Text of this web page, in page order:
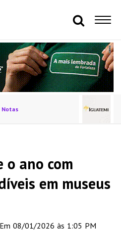
Notas
o ano com
em museus
08/01/2026 às 1:05 PM